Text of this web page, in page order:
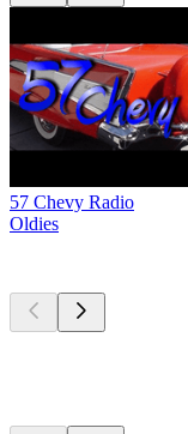
57 Chevy Radio
Oldies